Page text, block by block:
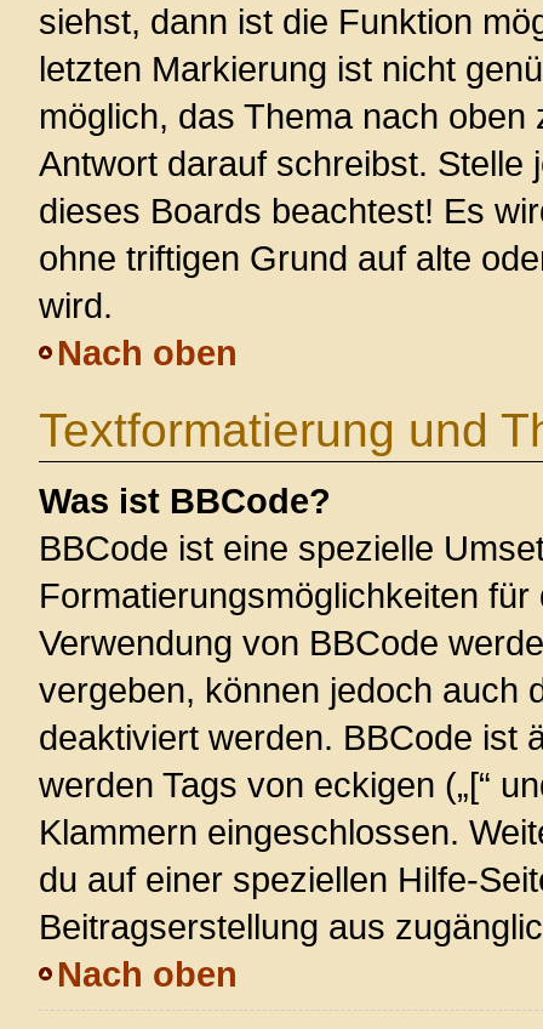
siehst, dann ist die Funktion
letzten Markierung ist nicht
möglich, das Thema nach
Antwort darauf schreibst. Stelle
dieses Boards beachtest! Es
ohne triftigen Grund auf alte
wird.
Nach oben
Textformatierung und
Was ist BBCode?
BBCode ist eine spezielle
Formatierungsmöglichkeiten
Verwendung von BBCode
vergeben, können jedoch auch
deaktiviert werden. BBCode ist
werden Tags von eckigen („[“
Klammern eingeschlossen.
du auf einer speziellen Hilfe-
Beitragserstellung aus
Nach oben